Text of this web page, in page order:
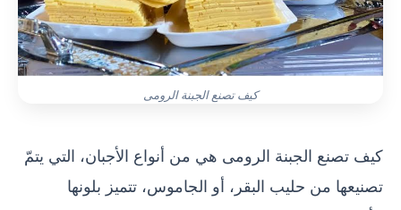
كيف تصنع الجبنة الرومى
كيف تصنع الجبنة الرومى هي من أنواع الأجبان، التي يتمّ
تصنيعها من حليب البقر، أو الجاموس، تتميز بلونها